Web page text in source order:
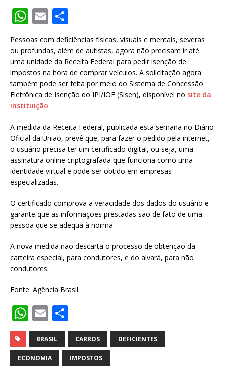
W
at
s
A
p
p
E
m
ai
l
h
ar
e
Pessoas com deficiências físicas, visuais e mentais, severas
ou profundas, além de autistas, agora não precisam ir até
uma unidade da Receita Federal para pedir isenção de
impostos na hora de comprar veículos. A solicitação agora
também pode ser feita por meio do Sistema de Concessão
Eletrônica de Isenção do IPI/IOF (Sisen), disponível no site da
instituição.
A medida da Receita Federal, publicada esta semana no Diário
Oficial da União, prevê que, para fazer o pedido pela internet,
o usuário precisa ter um certificado digital, ou seja, uma
assinatura online criptografada que funciona como uma
identidade virtual e pode ser obtido em empresas
especializadas.
O certificado comprova a veracidade dos dados do usuário e
garante que as informações prestadas são de fato de uma
pessoa que se adequa à norma.
A nova medida não descarta o processo de obtenção da
carteira especial, para condutores, e do alvará, para não
condutores.
Fonte: Agência Brasil
W
h
at
s
E
m
ai
l
h
ar
e
BRASIL CARROS DEFICIENTES
ECONOMIA IMPOSTOS